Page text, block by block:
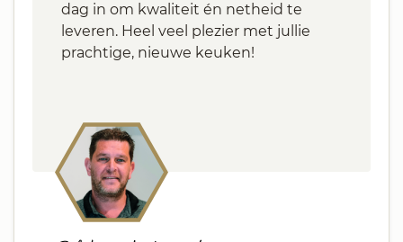
dag in om kwaliteit én netheid te
leveren. Heel veel plezier met jullie
prachtige, nieuwe keuken!